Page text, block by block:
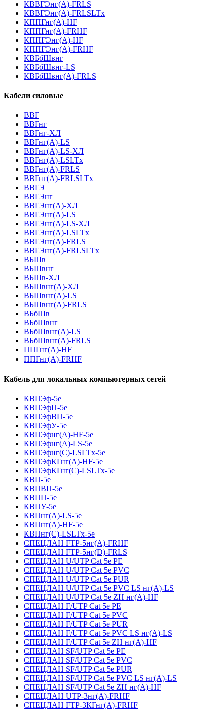
КВВГЭнг(А)-FRLS
КВВГЭнг(А)-FRLSLTx
КППГнг(А)-HF
КППГнг(А)-FRHF
КППГЭнг(А)-HF
КППГЭнг(А)-FRHF
КВБбШвнг
КВБбШвнг-LS
КВБбШвнг(А)-FRLS
Кабели силовые
ВВГ
ВВГнг
ВВГнг-ХЛ
ВВГнг(А)-LS
ВВГнг(А)-LS-ХЛ
ВВГнг(А)-LSLTx
ВВГнг(А)-FRLS
ВВГнг(А)-FRLSLTx
ВВГЭ
ВВГЭнг
ВВГЭнг(A)-ХЛ
ВВГЭнг(А)-LS
ВВГЭнг(А)-LS-ХЛ
ВВГЭнг(А)-LSLTx
ВВГЭнг(А)-FRLS
ВВГЭнг(А)-FRLSLTx
ВБШв
ВБШвнг
ВБШв-ХЛ
ВБШвнг(A)-ХЛ
ВБШвнг(A)-LS
ВБШвнг(A)-FRLS
ВБбШв
ВБбШвнг
ВБбШвнг(A)-LS
ВБбШвнг(A)-FRLS
ППГнг(А)-HF
ППГнг(А)-FRHF
Кабель для локальных компьютерных сетей
КВПЭф-5е
КВПЭфП-5е
КВПЭфВП-5е
КВПЭфУ-5е
КВПЭфнг(А)-HF-5е
КВПЭфнг(А)-LS-5е
КВПЭфнг(С)-LSLTx-5е
КВПЭфКГнг(А)-HF-5е
КВПЭфКГнг(С)-LSLTx-5е
КВП-5е
КВПВП-5е
КВПП-5е
КВПУ-5е
КВПнг(А)-LS-5е
КВПнг(А)-HF-5е
КВПнг(С)-LSLTx-5е
СПЕЦЛАН FTP-5нг(А)-FRHF
СПЕЦЛАН FTP-5нг(D)-FRLS
СПЕЦЛАН U/UTP Cat 5e PE
СПЕЦЛАН U/UTP Cat 5e PVC
СПЕЦЛАН U/UTP Cat 5e PUR
СПЕЦЛАН U/UTP Cat 5e PVC LS нг(А)-LS
СПЕЦЛАН U/UTP Cat 5e ZH нг(А)-HF
СПЕЦЛАН F/UTP Cat 5e PE
СПЕЦЛАН F/UTP Cat 5e PVC
СПЕЦЛАН F/UTP Cat 5e PUR
СПЕЦЛАН F/UTP Cat 5e PVC LS нг(А)-LS
СПЕЦЛАН F/UTP Cat 5e ZH нг(А)-HF
СПЕЦЛАН SF/UTP Cat 5e PE
СПЕЦЛАН SF/UTP Cat 5e PVC
СПЕЦЛАН SF/UTP Cat 5e PUR
СПЕЦЛАН SF/UTP Cat 5e PVC LS нг(А)-LS
СПЕЦЛАН SF/UTP Cat 5e ZH нг(А)-HF
СПЕЦЛАН UTP-3нг(А)-FRHF
СПЕЦЛАН FTP-3КГнг(А)-FRHF